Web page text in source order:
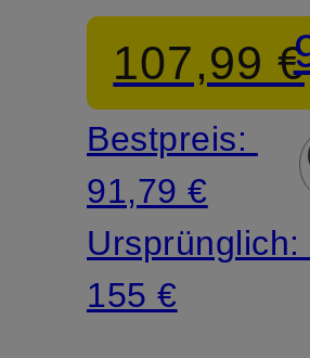
Fit
107,99 €
Bestpreis:
91,79 €
Ursprünglich:
155 €